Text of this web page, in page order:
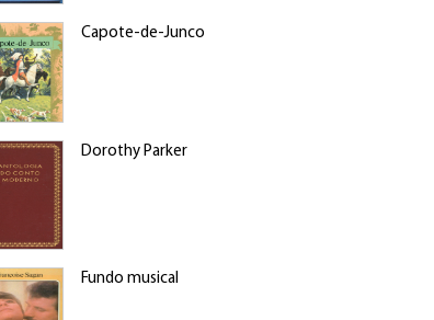
Capote-de-Junco
Dorothy Parker
Fundo musical